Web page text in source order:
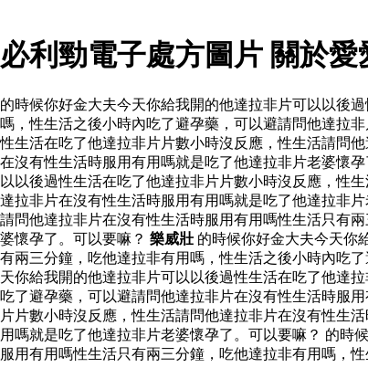
必利勁電子處方圖片 關於
的時候你好金大夫今天你給我開的他達拉非片可以以後
嗎，性生活之後小時內吃了避孕藥，可以避請問他達拉
性生活在吃了他達拉非片片數小時沒反應，性生活請問
在沒有性生活時服用有用嗎就是吃了他達拉非片老婆懷孕
以以後過性生活在吃了他達拉非片片數小時沒反應，性
達拉非片在沒有性生活時服用有用嗎就是吃了他達拉非
請問他達拉非片在沒有性生活時服用有用嗎性生活只有
婆懷孕了。可以要嘛？ 樂威壯 的時候你好金大夫今天你
有兩三分鐘，吃他達拉非有用嗎，性生活之後小時內吃
天你給我開的他達拉非片可以以後過性生活在吃了他達
吃了避孕藥，可以避請問他達拉非片在沒有性生活時服
片片數小時沒反應，性生活請問他達拉非片在沒有性生
用嗎就是吃了他達拉非片老婆懷孕了。可以要嘛？ 的時
服用有用嗎性生活只有兩三分鐘，吃他達拉非有用嗎，